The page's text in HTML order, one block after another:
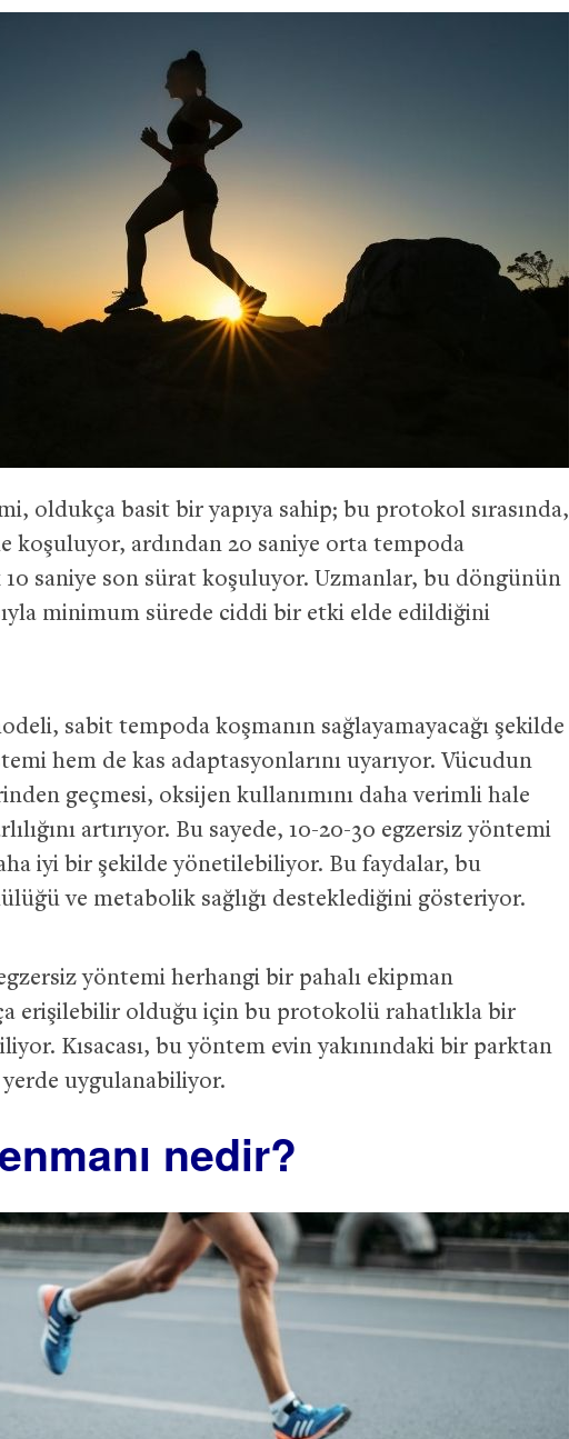
oldukça basit bir yapıya sahip; bu protokol sırasında,
koşuluyor, ardından 20 saniye orta tempoda
saniye son sürat koşuluyor. Uzmanlar, bu döngünün
minimum sürede ciddi bir etki elde edildiğini
sabit tempoda koşmanın sağlayamayacağı şekilde
hem de kas adaptasyonlarını uyarıyor. Vücudun
geçmesi, oksijen kullanımını daha verimli hale
artırıyor. Bu sayede, 10-20-30 egzersiz yöntemi
iyi bir şekilde yönetilebiliyor. Bu faydalar, bu
ve metabolik sağlığı desteklediğini gösteriyor.
yöntemi herhangi bir pahalı ekipman
erişilebilir olduğu için bu protokolü rahatlıkla bir
Kısacası, bu yöntem evin yakınındaki bir parktan
uygulanabiliyor.
nedir?